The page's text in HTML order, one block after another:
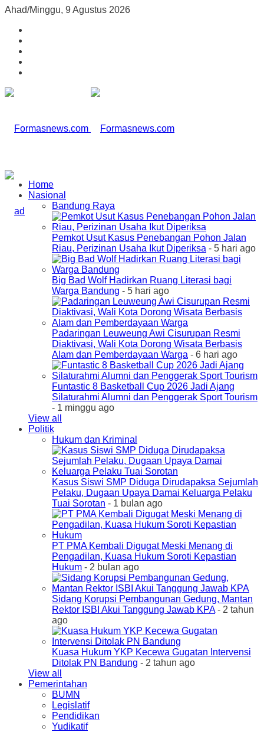
Ahad/Minggu, 9 Agustus 2026
Home
Nasional
Bandung Raya
Pemkot Usut Kasus Penebangan Pohon Jalan
Riau, Perizinan Usaha Ikut Diperiksa - 5 hari ago
Big Bad Wolf Hadirkan Ruang Literasi bagi
Warga Bandung - 5 hari ago
Padaringan Leuweung Awi Cisurupan Resmi
Diaktivasi, Wali Kota Dorong Wisata Berbasis
Alam dan Pemberdayaan Warga - 6 hari ago
Funtastic 8 Basketball Cup 2026 Jadi Ajang
Silaturahmi Alumni dan Penggerak Sport Tourism
- 1 minggu ago
View all
Politik
Hukum dan Kriminal
Kasus Siswi SMP Diduga Dirudapaksa Sejumlah
Pelaku, Dugaan Upaya Damai Keluarga Pelaku
Tuai Sorotan - 1 bulan ago
PT PMA Kembali Digugat Meski Menang di
Pengadilan, Kuasa Hukum Soroti Kepastian
Hukum - 2 bulan ago
Sidang Korupsi Pembangunan Gedung, Mantan
Rektor ISBI Akui Tanggung Jawab KPA- 2 tahun
ago
Kuasa Hukum YKP Kecewa Gugatan Intervensi
Ditolak PN Bandung - 2 tahun ago
View all
Pemerintahan
BUMN
Legislatif
Pendidikan
Yudikatif